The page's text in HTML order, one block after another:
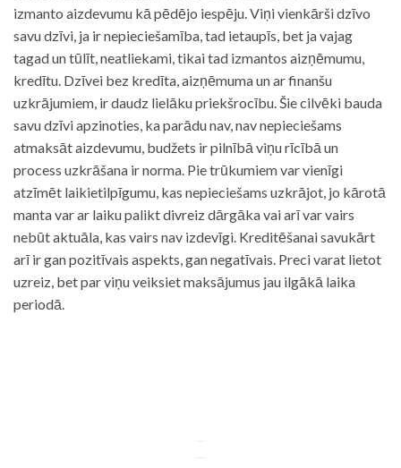
izmanto aizdevumu kā pēdējo iespēju. Viņi vienkārši dzīvo
savu dzīvi, ja ir nepieciešamība, tad ietaupīs, bet ja vajag
tagad un tūlīt, neatliekami, tikai tad izmantos aizņēmumu,
kredītu. Dzīvei bez kredīta, aizņēmuma un ar finanšu
uzkrājumiem, ir daudz lielāku priekšrocību. Šie cilvēki bauda
savu dzīvi apzinoties, ka parādu nav, nav nepieciešams
atmaksāt aizdevumu, budžets ir pilnībā viņu rīcībā un
process uzkrāšana ir norma. Pie trūkumiem var vienīgi
atzīmēt laikietilpīgumu, kas nepieciešams uzkrājot, jo kārotā
manta var ar laiku palikt divreiz dārgāka vai arī var vairs
nebūt aktuāla, kas vairs nav izdevīgi. Kreditēšanai savukārt
arī ir gan pozitīvais aspekts, gan negatīvais. Preci varat lietot
uzreiz, bet par viņu veiksiet maksājumus jau ilgākā laika
periodā.